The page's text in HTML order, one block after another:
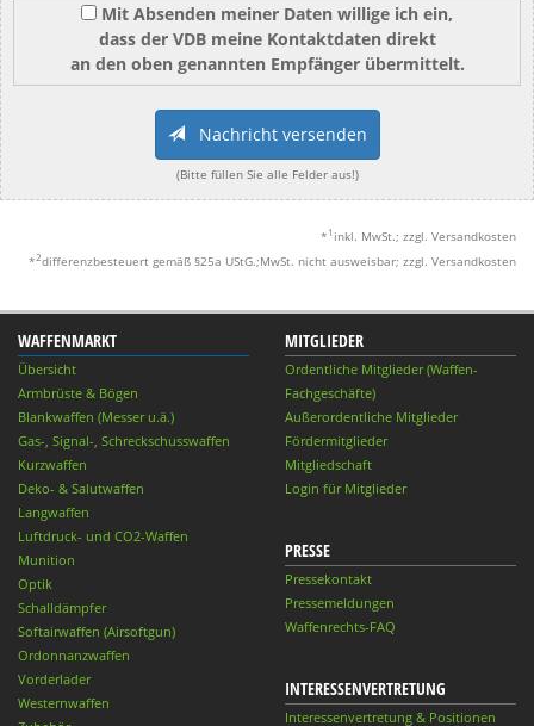
Mit Absenden meiner Daten willige ich ein,
dass der VDB meine Kontaktdaten direkt
an den oben genannten Empfänger übermittelt.
Nachricht versenden
(Bitte füllen Sie alle Felder aus!)
* 1 inkl. MwSt.; zzgl. Versandkosten
*2differenzbesteuert gemäß §25a UStG.;MwSt. nicht ausweisbar; zzgl. Versandkosten
WAFFENMARKT
Übersicht
Armbrüste & Bögen
Blankwaffen (Messer u.ä.)
Gas-, Signal-, Schreckschusswaffen
Kurzwaffen
Deko- & Salutwaffen
Langwaffen
Luftdruck- und CO2-Waffen
Munition
Optik
Schalldämpfer
Softairwaffen (Airsoftgun)
Ordonnanzwaffen
Vorderlader
Westernwaffen
MITGLIEDER
Ordentliche Mitglieder (Waffen-
Fachgeschäfte)
Außerordentliche Mitglieder
Fördermitglieder
Mitgliedschaft
Login für Mitglieder
PRESSE
Pressekontakt
Pressemeldungen
Waffenrechts-FAQ
INTERESSENVERTRETUNG
Interessenvertretung & Positionen